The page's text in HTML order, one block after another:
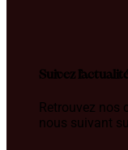
Suivez
Retrouvez nos
nous suivant